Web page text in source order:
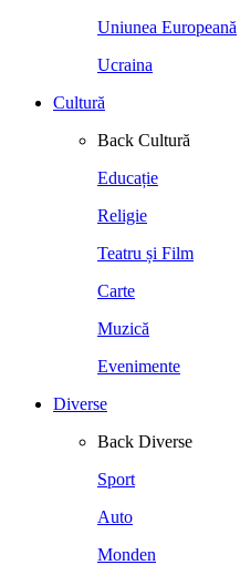
Uniunea Europeană
Ucraina
Cultură
Back Cultură
Educație
Religie
Teatru și Film
Carte
Muzică
Evenimente
Diverse
Back Diverse
Sport
Auto
Monden